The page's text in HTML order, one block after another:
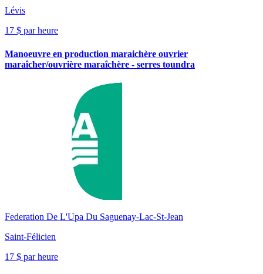
Lévis
17 $ par heure
Manoeuvre en production maraichère ouvrier
maraîcher/ouvrière maraîchère - serres toundra
Federation De L'Upa Du Saguenay-Lac-St-Jean
Saint-Félicien
17 $ par heure